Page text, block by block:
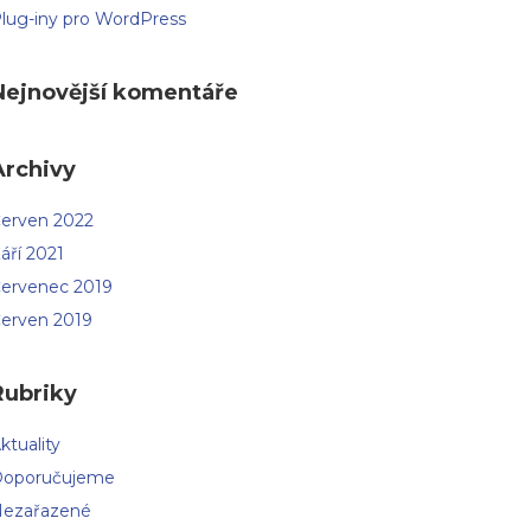
iny pro WordPress
komentáře
2022
2021
2019
2019